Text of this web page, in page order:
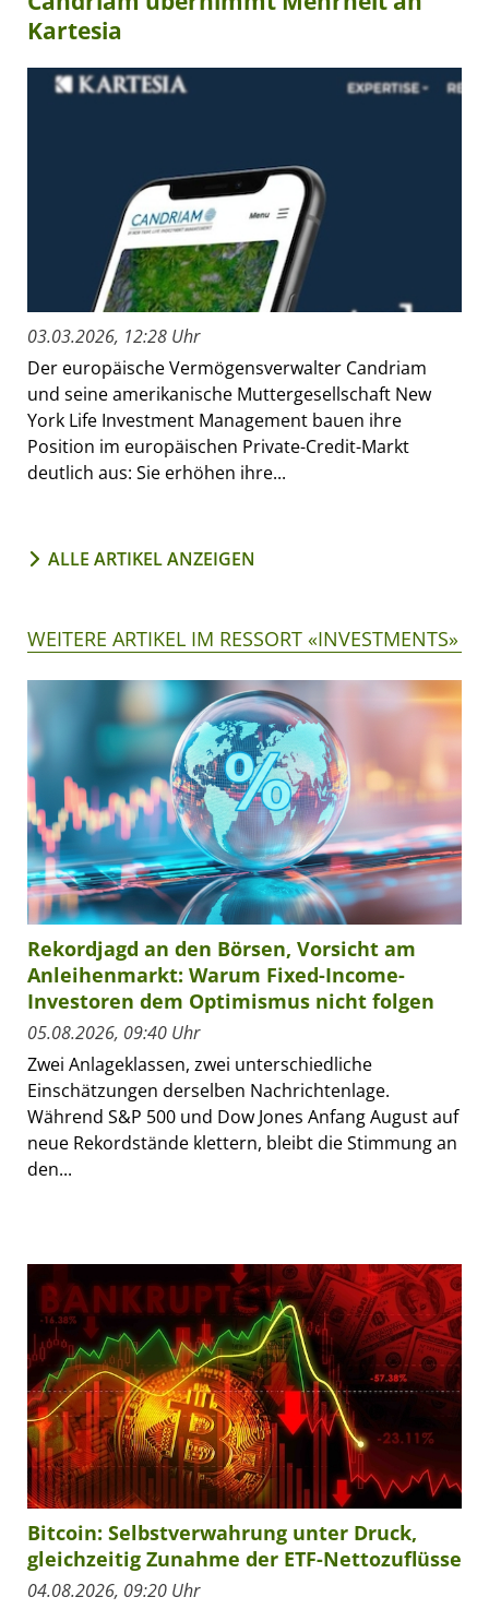
Kartesia
03.03.2026, 12:28 Uhr
Der europäische Vermögensverwalter Candriam
und seine amerikanische Muttergesellschaft New
York Life Investment Management bauen ihre
Position im europäischen Private-Credit-Markt
deutlich aus: Sie erhöhen ihre...
ALLE ARTIKEL ANZEIGEN
WEITERE ARTIKEL IM RESSORT «INVESTMENTS»
Rekordjagd an den Börsen, Vorsicht am
Anleihenmarkt: Warum Fixed-Income-
Investoren dem Optimismus nicht folgen
05.08.2026, 09:40 Uhr
Zwei Anlageklassen, zwei unterschiedliche
Einschätzungen derselben Nachrichtenlage.
Während S&P 500 und Dow Jones Anfang August auf
neue Rekordstände klettern, bleibt die Stimmung an
den...
Bitcoin: Selbstverwahrung unter Druck,
gleichzeitig Zunahme der ETF-Nettozuflüsse
04.08.2026, 09:20 Uhr